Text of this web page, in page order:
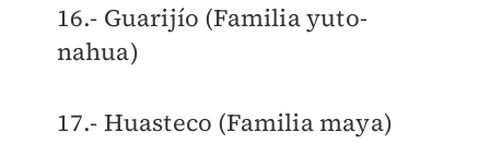
16.- Guarijío (Familia yuto-
nahua)
17.- Huasteco (Familia maya)